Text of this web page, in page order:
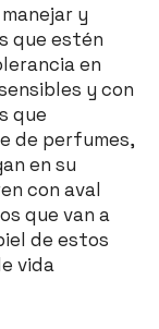
y
que estén
en
y con
que
de perfumes,
en su
con aval
que van a
de estos
vida